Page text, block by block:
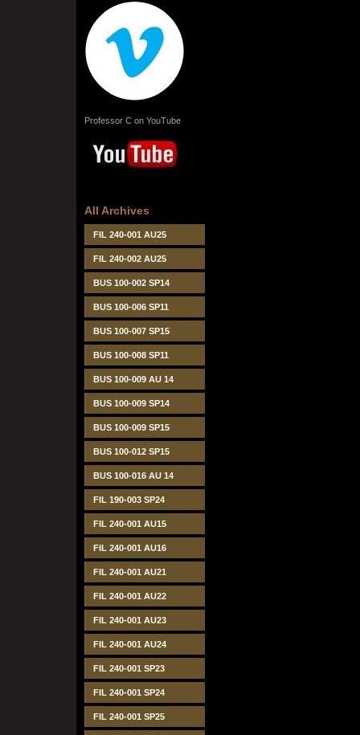
Professor C on YouTube
All Archives
FIL 240-001 AU25
FIL 240-002 AU25
BUS 100-002 SP14
BUS 100-006 SP11
BUS 100-007 SP15
BUS 100-008 SP11
BUS 100-009 AU 14
BUS 100-009 SP14
BUS 100-009 SP15
BUS 100-012 SP15
BUS 100-016 AU 14
FIL 190-003 SP24
FIL 240-001 AU15
FIL 240-001 AU16
FIL 240-001 AU21
FIL 240-001 AU22
FIL 240-001 AU23
FIL 240-001 AU24
FIL 240-001 SP23
FIL 240-001 SP24
FIL 240-001 SP25